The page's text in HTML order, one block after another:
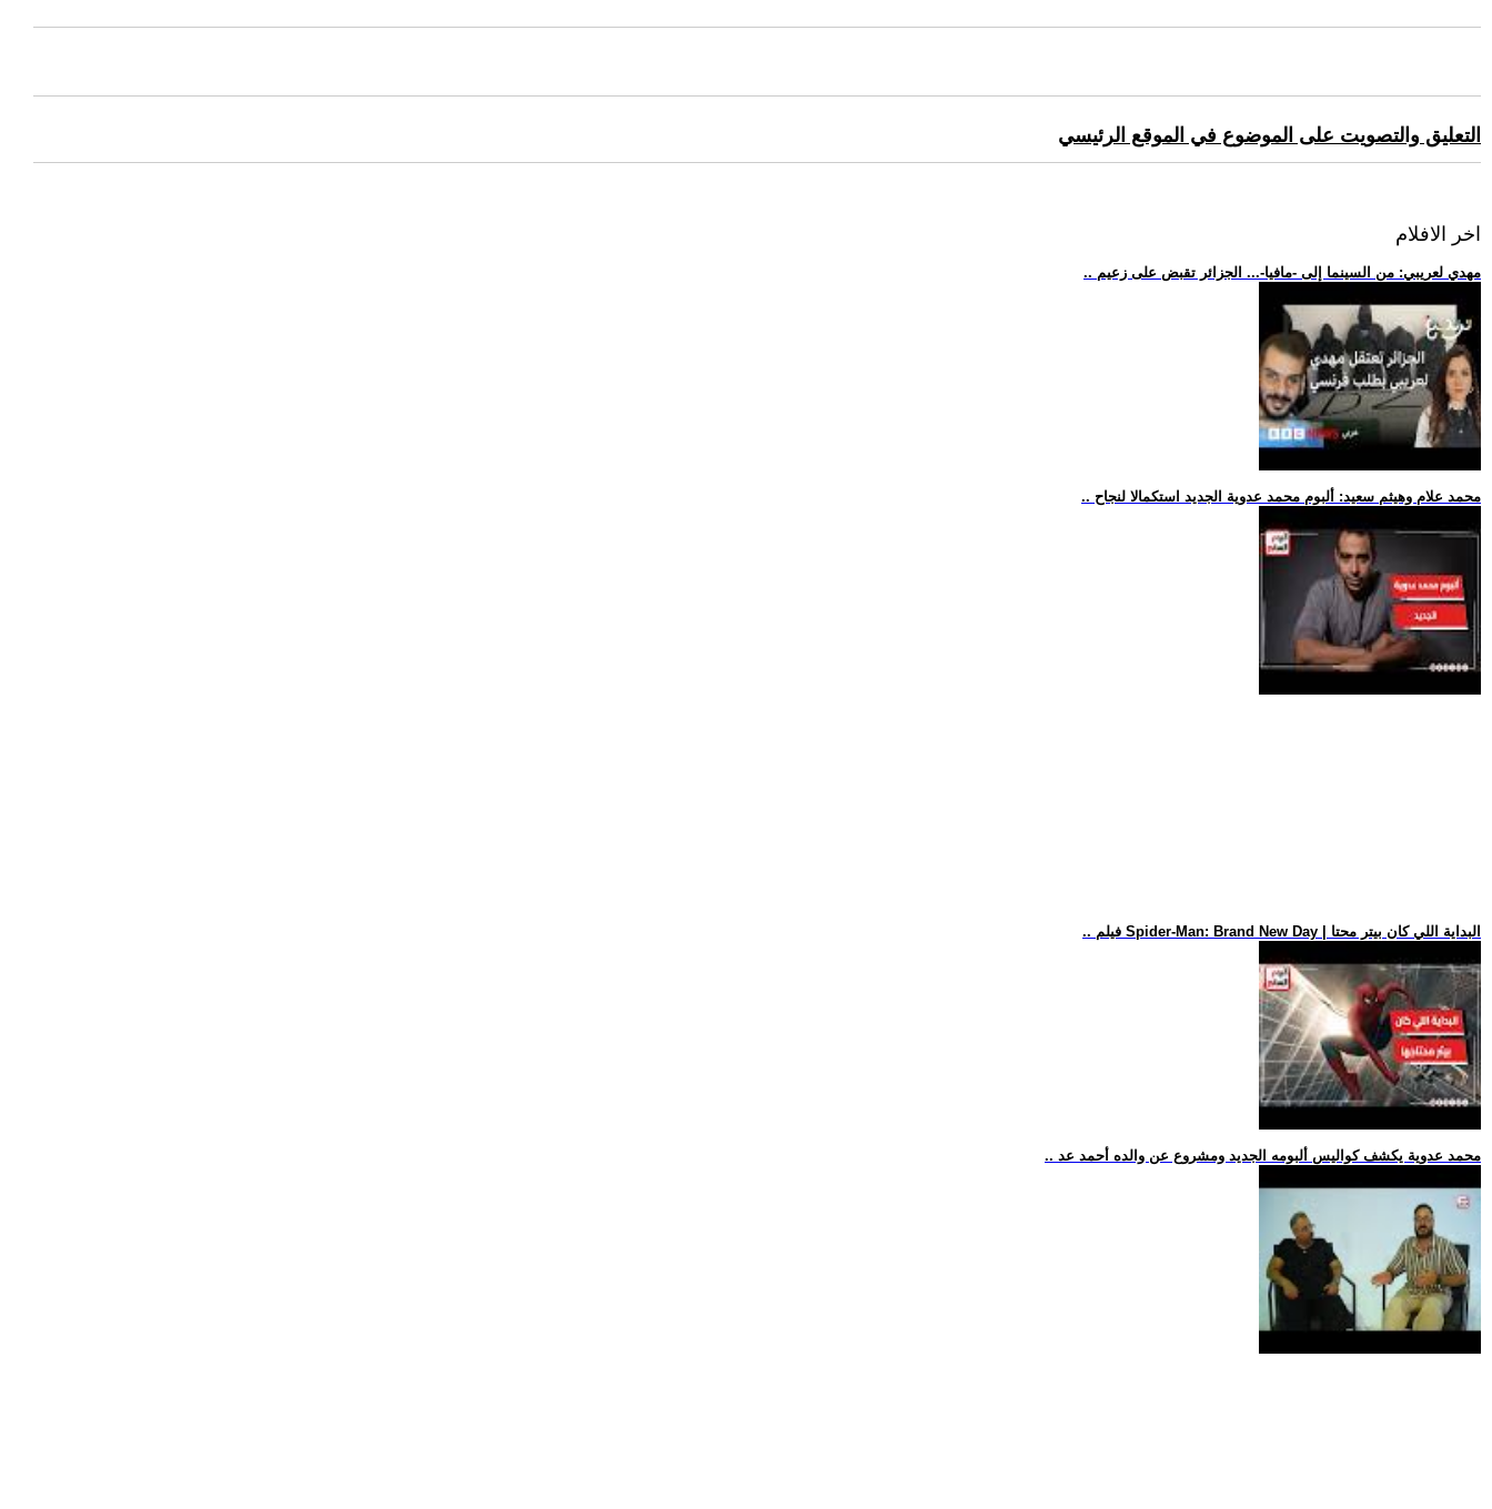
التعليق والتصويت على الموضوع في الموقع الرئيسي
اخر الافلام
.. مهدي لعريبي: من السينما إلى -مافيا-... الجزائر تقبض على زعيم
.. محمد علام وهيثم سعيد: ألبوم محمد عدوية الجديد استكمالا لنجاح
.. فيلم Spider-Man: Brand New Day | البداية اللي كان بيتر محتا
.. محمد عدوية يكشف كواليس ألبومه الجديد ومشروع عن والده أحمد عد